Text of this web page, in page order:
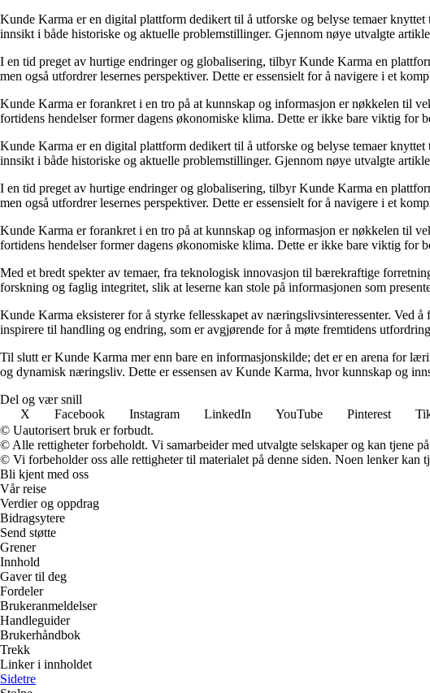
Kunde Karma er en digital plattform dedikert til å utforske og belyse temaer
innsikt i både historiske og aktuelle problemstillinger. Gjennom nøye utvalgte
I en tid preget av hurtige endringer og globalisering, tilbyr Kunde Karma en
men også utfordrer lesernes perspektiver. Dette er essensielt for å navigere i et
Kunde Karma er forankret i en tro på at kunnskap og informasjon er nøkkelen til
fortidens hendelser former dagens økonomiske klima. Dette er ikke bare viktig for
Kunde Karma er en digital plattform dedikert til å utforske og belyse temaer
innsikt i både historiske og aktuelle problemstillinger. Gjennom nøye utvalgte
I en tid preget av hurtige endringer og globalisering, tilbyr Kunde Karma en
men også utfordrer lesernes perspektiver. Dette er essensielt for å navigere i et
Kunde Karma er forankret i en tro på at kunnskap og informasjon er nøkkelen til
fortidens hendelser former dagens økonomiske klima. Dette er ikke bare viktig for
Med et bredt spekter av temaer, fra teknologisk innovasjon til bærekraftige
forskning og faglig integritet, slik at leserne kan stole på informasjonen som
Kunde Karma eksisterer for å styrke fellesskapet av næringslivsinteressenter. Ved
inspirere til handling og endring, som er avgjørende for å møte fremtidens
Til slutt er Kunde Karma mer enn bare en informasjonskilde; det er en arena for
og dynamisk næringsliv. Dette er essensen av Kunde Karma, hvor kunnskap og
Del og vær snill
X
Facebook Instagram LinkedIn YouTube Pinterest
© Uautorisert bruk er forbudt.
© Alle rettigheter forbeholdt. Vi samarbeider med utvalgte selskaper og kan tjene
© Vi forbeholder oss alle rettigheter til materialet på denne siden. Noen lenker
Bli kjent med oss
Vår reise
Verdier og oppdrag
Bidragsytere
Send støtte
Grener
Innhold
Gaver til deg
Fordeler
Brukeranmeldelser
Handleguider
Brukerhåndbok
Trekk
Linker i innholdet
Sidetre